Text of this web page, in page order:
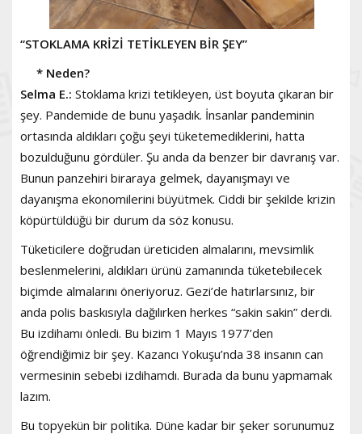
“STOKLAMA KRİZİ TETİKLEYEN BİR ŞEY”
* Neden?
Selma E.: Stoklama krizi tetikleyen, üst boyuta çıkaran bir
şey. Pandemide de bunu yaşadık. İnsanlar pandeminin
ortasında aldıkları çoğu şeyi tüketemediklerini, hatta
bozulduğunu gördüler. Şu anda da benzer bir davranış var.
Bunun panzehiri biraraya gelmek, dayanışmayı ve
dayanışma ekonomilerini büyütmek. Ciddi bir şekilde krizin
köpürtüldüğü bir durum da söz konusu.
Tüketicilere doğrudan üreticiden almalarını, mevsimlik
beslenmelerini, aldıkları ürünü zamanında tüketebilecek
biçimde almalarını öneriyoruz. Gezi’de hatırlarsınız, bir
anda polis baskısıyla dağılırken herkes “sakin sakin” derdi.
Bu izdihamı önledi. Bu bizim 1 Mayıs 1977’den
öğrendiğimiz bir şey. Kazancı Yokuşu’nda 38 insanın can
vermesinin sebebi izdihamdı. Burada da bunu yapmamak
lazım.
Bu topyekün bir politika. Düne kadar bir şeker sorunumuz